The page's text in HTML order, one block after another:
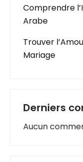
Comprendre
Arabe
Trouver
Mariage
Derniers
Aucun